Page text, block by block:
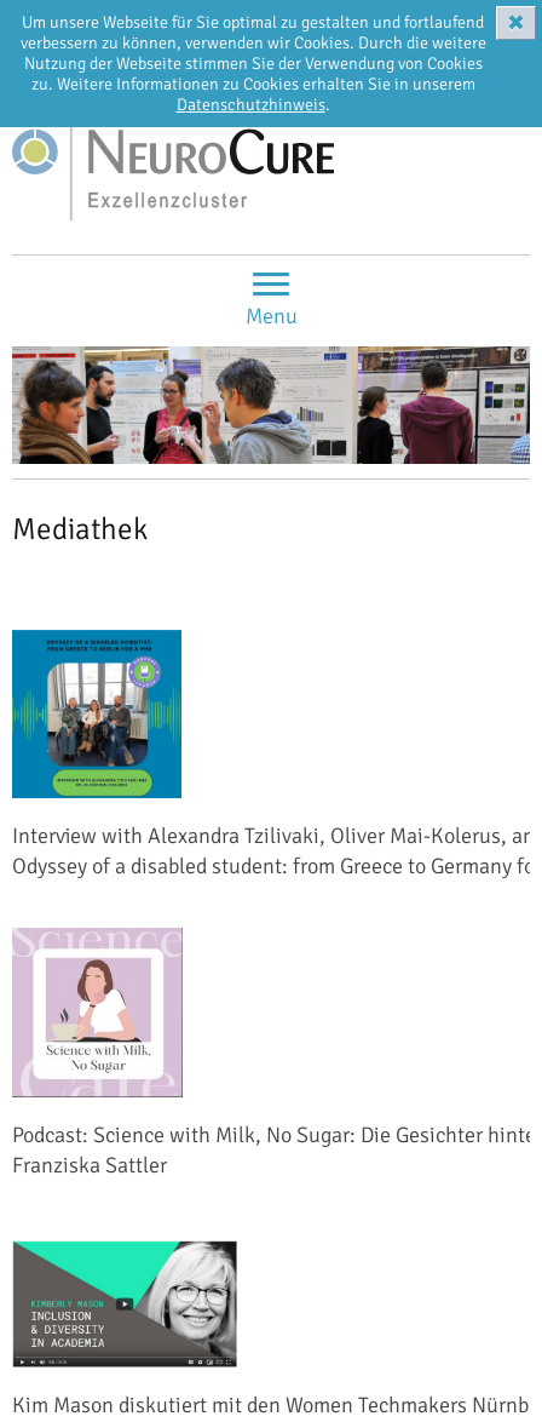
Um unsere Webseite für Sie optimal zu gestalten und fortlaufend
verbessern zu können, verwenden wir Cookies. Durch die weitere
Nutzung der Webseite stimmen Sie der Verwendung von Cookies
zu. Weitere Informationen zu Cookies erhalten Sie in unserem
Datenschutzhinweis.
✖
EN DE
Menu
Mediathek
Interview with Alexandra Tzilivaki, Oliver Mai-Kolerus,
Odyssey of a disabled student: from Greece to Germany
Podcast: Science with Milk, No Sugar: Die Gesichter
Franziska Sattler
Kim Mason diskutiert mit den Women Techmakers